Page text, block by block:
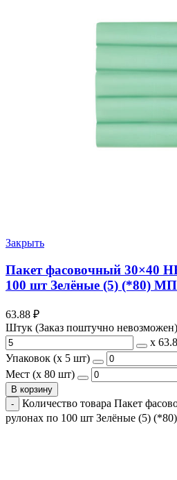
Закрыть
Пакет фасовочный 30×40
100 шт Зелёные (5) (*80)
63.88 ₽
Штук (Заказ поштучно невозможен)
х
Упаковок (x 5 шт)
Мест (x 80 шт)
В корзину
Количество товара Пакет
рулонах по 100 шт Зелёные (5)